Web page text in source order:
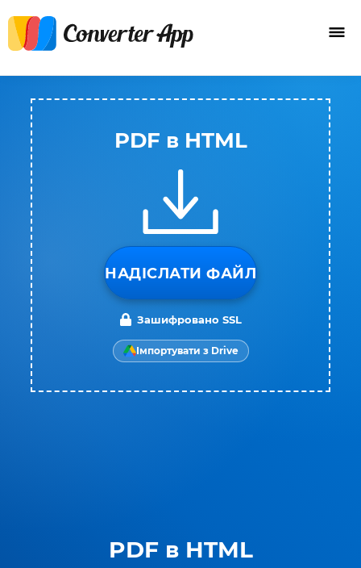
PDF в HTML
PDF в HTML
НАДІСЛАТИ ФАЙЛ
Зашифровано SSL
Імпортувати з Drive